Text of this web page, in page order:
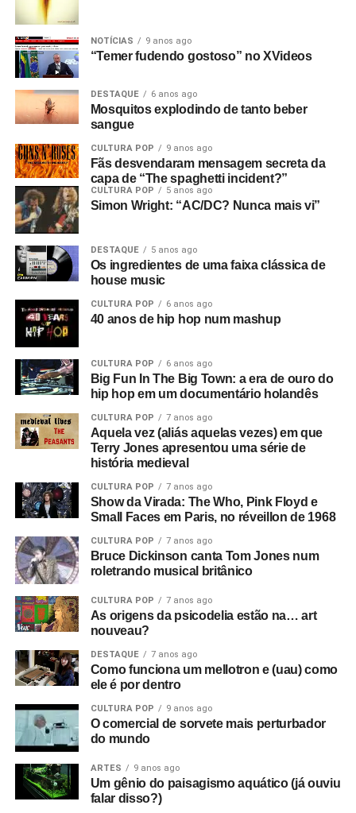
NOTÍCIAS 9 anos ago
“Temer fudendo gostoso” no XVideos
DESTAQUE 6 anos ago
Mosquitos explodindo de tanto beber
sangue
CULTURA POP 9 anos ago
Fãs desvendaram mensagem secreta da
capa de “The spaghetti incident?”
CULTURA POP 5 anos ago
Simon Wright: “AC/DC? Nunca mais vi”
DESTAQUE 5 anos ago
Os ingredientes de uma faixa clássica de
house music
CULTURA POP 6 anos ago
40 anos de hip hop num mashup
CULTURA POP 6 anos ago
Big Fun In The Big Town: a era de ouro do
hip hop em um documentário holandês
CULTURA POP 7 anos ago
Aquela vez (aliás aquelas vezes) em que
Terry Jones apresentou uma série de
história medieval
CULTURA POP 7 anos ago
Show da Virada: The Who, Pink Floyd e
Small Faces em Paris, no réveillon de 1968
CULTURA POP 7 anos ago
Bruce Dickinson canta Tom Jones num
roletrando musical britânico
CULTURA POP 7 anos ago
As origens da psicodelia estão na… art
nouveau?
DESTAQUE 7 anos ago
Como funciona um mellotron e (uau) como
ele é por dentro
CULTURA POP 9 anos ago
O comercial de sorvete mais perturbador
do mundo
ARTES 9 anos ago
Um gênio do paisagismo aquático (já ouviu
falar disso?)